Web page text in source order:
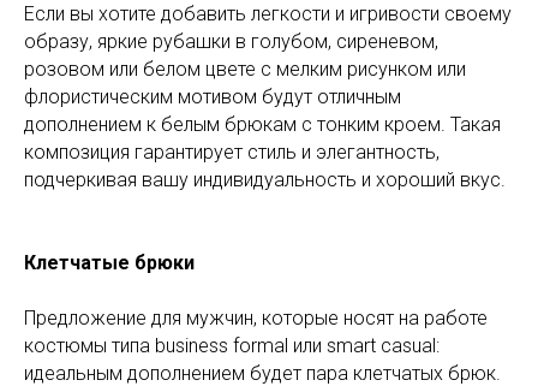
Если вы хотите добавить легкости и игривости своему
образу, яркие рубашки в голубом, сиреневом,
розовом или белом цвете с мелким рисунком или
флористическим мотивом будут отличным
дополнением к белым брюкам с тонким кроем. Такая
композиция гарантирует стиль и элегантность,
подчеркивая вашу индивидуальность и хороший вкус.
Клетчатые брюки
Предложение для мужчин, которые носят на работе
костюмы типа business formal или smart casual:
идеальным дополнением будет пара клетчатых брюк.